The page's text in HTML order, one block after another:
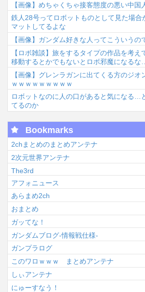
【画像】めちゃくちゃ接客態度の悪い中国
鉄人28号ってロボットものとして見た場合
マットしてるよな
【画像】ガンダム好きな人ってこういうの
【ロボ雑談】旅をするタイプの作品を考え
移動するとかでもないとロボ邪魔になるな…
【画像】グレンラガンに出てくる方のジオ
ｗｗｗｗｗｗｗｗｗ
ロボットなのに人の口があると気になる…
てるのか
Bookmarks
2chまとめのまとめアンテナ
2次元世界アンテナ
The3rd
アフォニュース
あらまめ2ch
おまとめ
ガッてな！
ガンダムブログ-情報戦仕様-
ガンプラログ
このワロｗｗｗ まとめアンテナ
しぃアンテナ
にゅーすなう！